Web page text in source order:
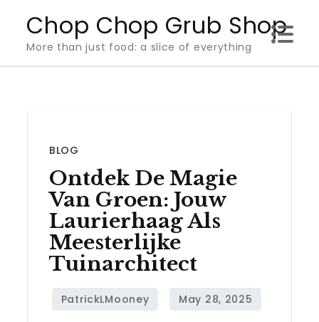
content
Chop Chop Grub Shop
More than just food: a slice of everything
BLOG
Ontdek De Magie
Van Groen: Jouw
Laurierhaag Als
Meesterlijke
Tuinarchitect